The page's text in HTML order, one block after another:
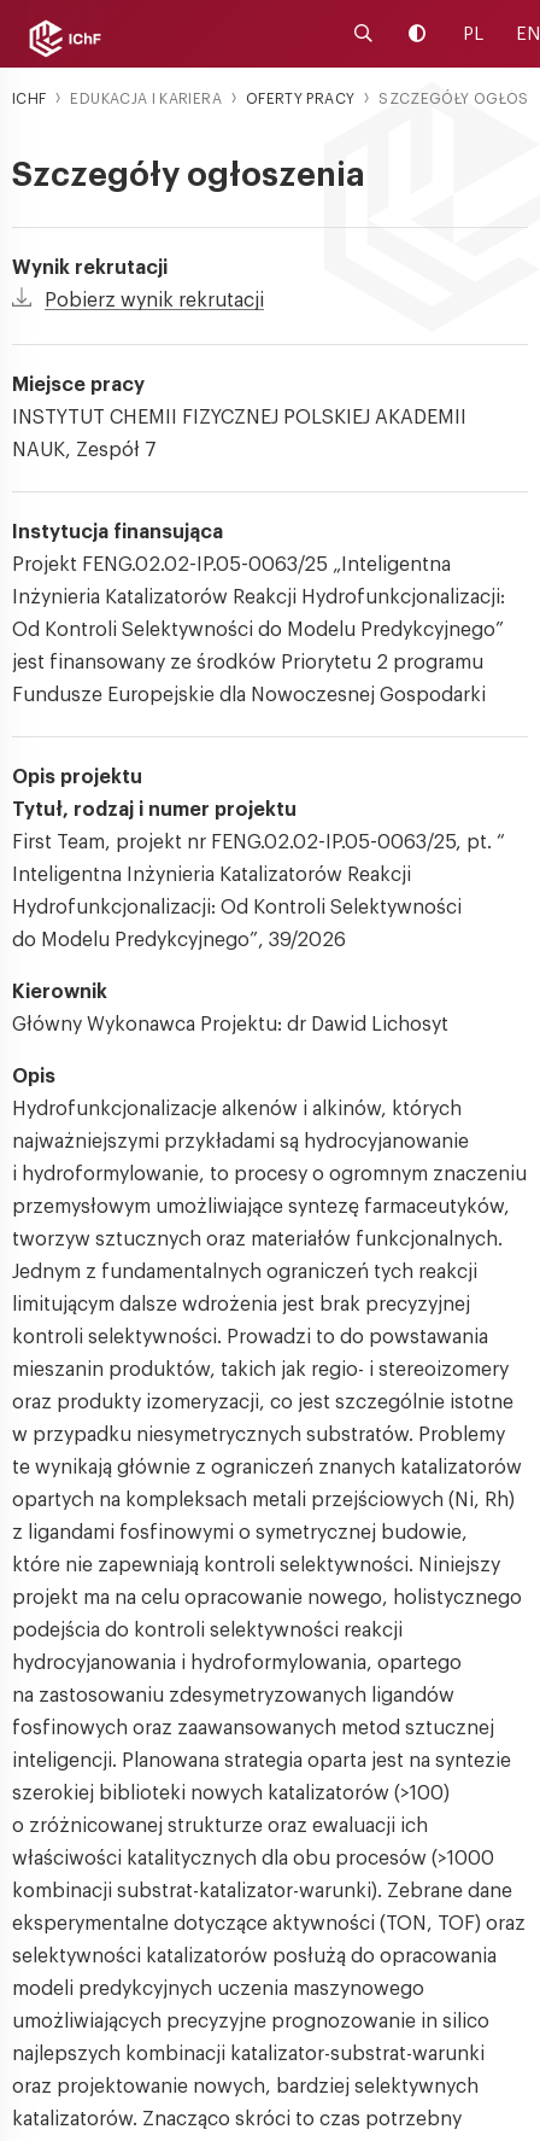
UruchomZmień
PL EN
ICHF EDUKACJA I KARIERA OFERTY PRACY SZCZEGÓŁY
Szczegóły ogłoszenia
Wynik rekrutacji
Pobierz wynik rekrutacji
Miejsce pracy
INSTYTUT CHEMII FIZYCZNEJ POLSKIEJ AKADEMII
NAUK, Zespół 7
Instytucja finansująca
Projekt FENG.02.02-IP.05-0063/25 „Inteligentna
Inżynieria Katalizatorów Reakcji Hydrofunkcjonalizacji:
Od Kontroli Selektywności do Modelu Predykcyjnego”
jest finansowany ze środków Priorytetu 2 programu
Fundusze Europejskie dla Nowoczesnej Gospodarki
Opis projektu
Tytuł, rodzaj i numer projektu
First Team, projekt nr FENG.02.02-IP.05-0063/25, pt. “
Inteligentna Inżynieria Katalizatorów Reakcji
Hydrofunkcjonalizacji: Od Kontroli Selektywności
do Modelu Predykcyjnego”, 39/2026
Kierownik
Główny Wykonawca Projektu: dr Dawid Lichosyt
Opis
Hydrofunkcjonalizacje alkenów i alkinów, których
najważniejszymi przykładami są hydrocyjanowanie
i hydroformylowanie, to procesy o ogromnym znaczeniu
przemysłowym umożliwiające syntezę farmaceutyków,
tworzyw sztucznych oraz materiałów funkcjonalnych.
Jednym z fundamentalnych ograniczeń tych reakcji
limitującym dalsze wdrożenia jest brak precyzyjnej
kontroli selektywności. Prowadzi to do powstawania
mieszanin produktów, takich jak regio- i stereoizomery
oraz produkty izomeryzacji, co jest szczególnie istotne
w przypadku niesymetrycznych substratów. Problemy
te wynikają głównie z ograniczeń znanych katalizatorów
opartych na kompleksach metali przejściowych (Ni, Rh)
z ligandami fosfinowymi o symetrycznej budowie,
które nie zapewniają kontroli selektywności. Niniejszy
projekt ma na celu opracowanie nowego, holistycznego
podejścia do kontroli selektywności reakcji
hydrocyjanowania i hydroformylowania, opartego
na zastosowaniu zdesymetryzowanych ligandów
fosfinowych oraz zaawansowanych metod sztucznej
inteligencji. Planowana strategia oparta jest na syntezie
szerokiej biblioteki nowych katalizatorów (>100)
o zróżnicowanej strukturze oraz ewaluacji ich
właściwości katalitycznych dla obu procesów (>1000
kombinacji substrat-katalizator-warunki). Zebrane dane
eksperymentalne dotyczące aktywności (TON, TOF) oraz
selektywności katalizatorów posłużą do opracowania
modeli predykcyjnych uczenia maszynowego
umożliwiających precyzyjne prognozowanie in silico
najlepszych kombinacji katalizator-substrat-warunki
oraz projektowanie nowych, bardziej selektywnych
katalizatorów. Znacząco skróci to czas potrzebny